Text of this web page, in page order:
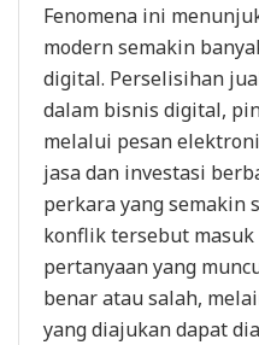
Fenomena ini
modern semakin
digital. Perselisihan
dalam bisnis digital,
melalui pesan
jasa dan investasi
perkara yang semakin
konflik tersebut
pertanyaan yang
benar atau salah,
yang diajukan dapat